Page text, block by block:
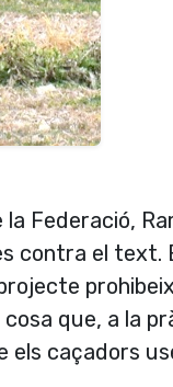
Federació,
contra el text.
que, a la
els caçadors